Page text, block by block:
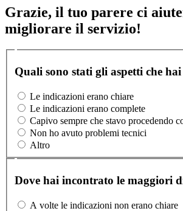
Grazie, il tuo parere ci
migliorare il servizio!
Quali sono stati gli aspetti che
Le indicazioni erano chiare
Le indicazioni erano complete
Capivo sempre che stavo procedendo
Non ho avuto problemi tecnici
Altro
Dove hai incontrato le maggiori
A volte le indicazioni non erano chiare